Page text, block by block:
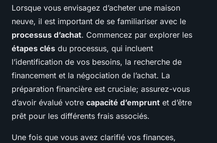
Lorsque vous envisagez d’acheter une maison
neuve, il est important de se familiariser avec le
processus d’achat. Commencez par explorer les
étapes clés du processus, qui incluent
l’identification de vos besoins, la recherche de
financement et la négociation de l’achat. La
préparation financière est cruciale; assurez-vous
d’avoir évalué votre capacité d’emprunt et d’être
prêt pour les différents frais associés.
Une fois que vous avez clarifié vos finances,